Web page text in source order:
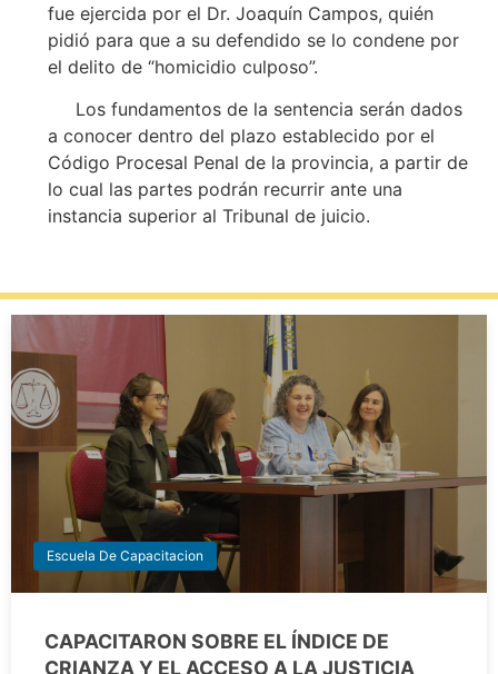
fue ejercida por el Dr. Joaquín Campos, quién
pidió para que a su defendido se lo condene por
el delito de “homicidio culposo”.
Los fundamentos de la sentencia serán dados
a conocer dentro del plazo establecido por el
Código Procesal Penal de la provincia, a partir de
lo cual las partes podrán recurrir ante una
instancia superior al Tribunal de juicio.
Escuela De Capacitacion
CAPACITARON SOBRE EL ÍNDICE DE
CRIANZA Y EL ACCESO A LA JUSTICIA